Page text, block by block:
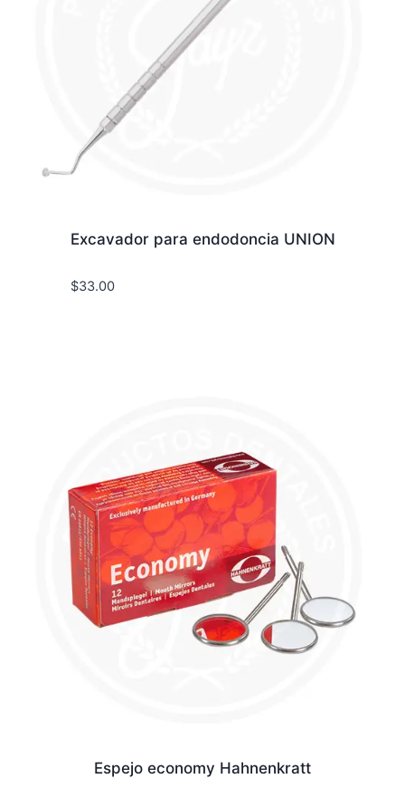
Excavador para endodoncia UNION
$33.00
Espejo economy Hahnenkratt